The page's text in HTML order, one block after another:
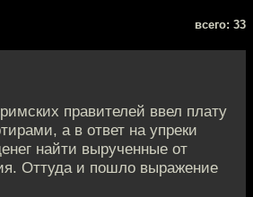
всего: 33
правителей ввел плату
а в ответ на упреки
найти вырученные от
Оттуда и пошло выражение